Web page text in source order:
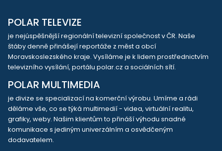
POLAR TELEVIZE
je nejúspěšnější regionální televizní společnost v ČR. Naše
štáby denně přinášejí reportáže z měst a obcí
Moravskoslezského kraje. Vysíláme je k lidem prostřednictvím
televizního vysílání, portálu polar.cz a sociálních sítí.
POLAR MULTIMEDIA
je divize se specializací na komerční výrobu. Umíme a rádi
děláme vše, co se týká multimedií - videa, virtuální realitu,
grafiky, weby. Našim klientům to přináší výhodu snadné
komunikace s jediným univerzálním a osvědčeným
dodavatelem.